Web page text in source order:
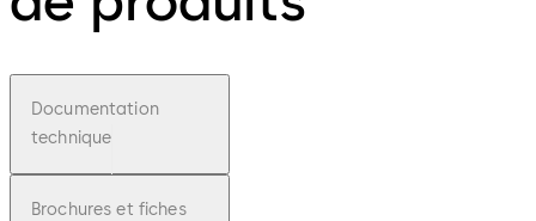
Documentation
technique
Brochures et fiches